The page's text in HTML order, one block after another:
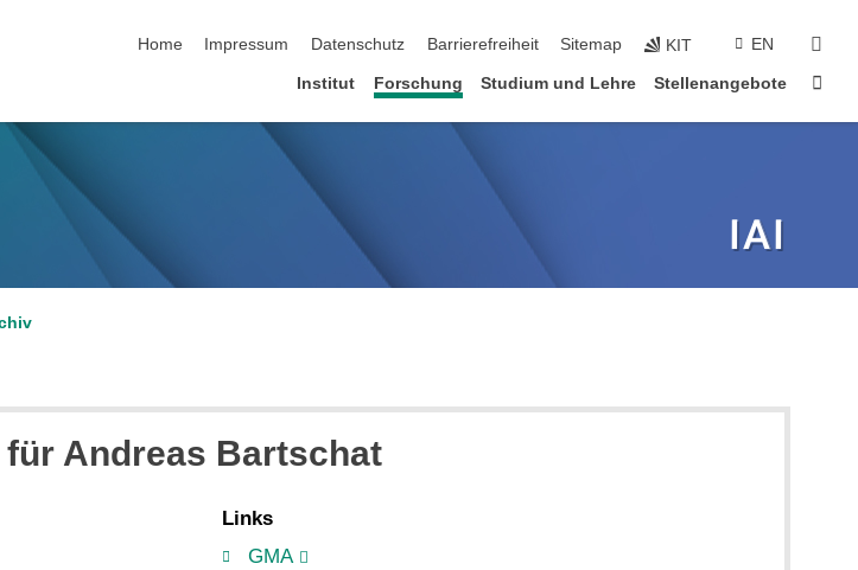
Home
Impressum Datenschutz Barrierefreiheit Sitemap KIT EN
Institut Forschung Studium und Lehre Stellenangebote
Andreas Bartschat
Links
GMA